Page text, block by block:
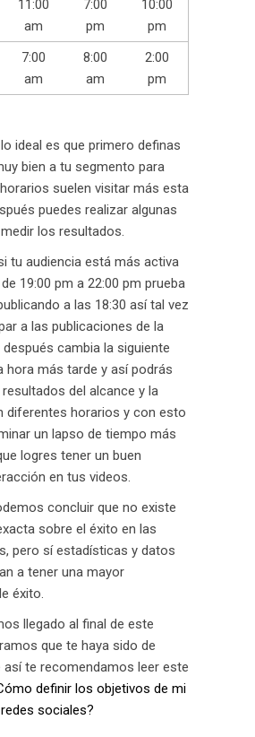
11:00
am
7:00
pm
10:00
pm
7:00
am
8:00
am
2:00
pm
ideal es que primero definas
bien a tu segmento para
suelen visitar más esta
puedes realizar algunas
los resultados.
tu audiencia está más activa
19:00 pm a 22:00 pm prueba
a las 18:30 así tal vez
a las publicaciones de la
cambia la siguiente
hora más tarde y así podrás
del alcance y la
diferentes horarios y con esto
un lapso de tiempo más
logres tener un buen
en tus videos.
concluir que no existe
sobre el éxito en las
pero sí estadísticas y datos
a tener una mayor
éxito.
llegado al final de este
que te haya sido de
así te recomendamos leer este
definir los objetivos de mi
sociales?